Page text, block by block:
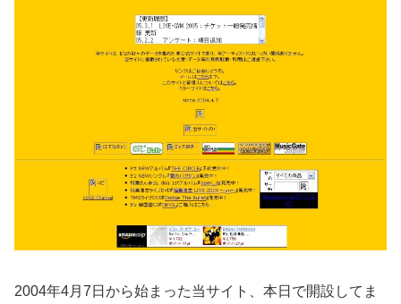
2004年4月7日から始まった当サイト、本日で開設してま